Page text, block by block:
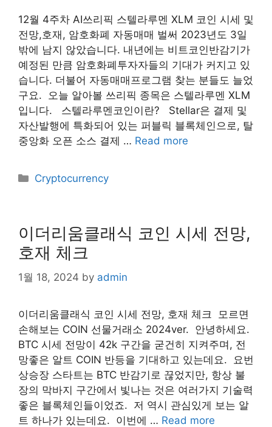
12월 4주차 AI쓰리픽 스텔라루멘 XLM 코인 시세 및
전망,호재, 암호화폐 자동매매 벌써 2023년도 3일
밖에 남지 않았습니다. 내년에는 비트코인반감기가
예정된 만큼 암호화폐투자자들의 기대가 커지고 있
습니다. 더불어 자동매매프로그램 찾는 분들도 늘었
구요. ​ 오늘 알아볼 쓰리픽 종목은 스텔라루멘 XLM
입니다. ​ ​ 스텔라루멘코인이란? ​ ​ Stellar은 결제 및
자산발행에 특화되어 있는 퍼블릭 블록체인으로, 탈
중앙화 오픈 소스 결제 … Read more
Categories
Cryptocurrency
이더리움클래식 코인 시세 전망,
호재 체크
1월 18, 2024 by admin
이더리움클래식 코인 시세 전망, 호재 체크 ​ 모르면
손해보는 COIN 선물거래소 2024ver. ​ 안녕하세요. ​
BTC 시세 전망이 42k 구간을 굳건히 지켜주며, 전
망좋은 알트 COIN 반등을 기대하고 있는데요. ​ 요번
상승장 스타트는 BTC 반감기로 끊었지만, 항상 불
장의 막바지 구간에서 빛나는 것은 여러가지 기술력
좋은 블록체인들이었죠. ​ 저 역시 관심있게 보는 알
트 하나가 있는데요. ​ 이번에 … Read more